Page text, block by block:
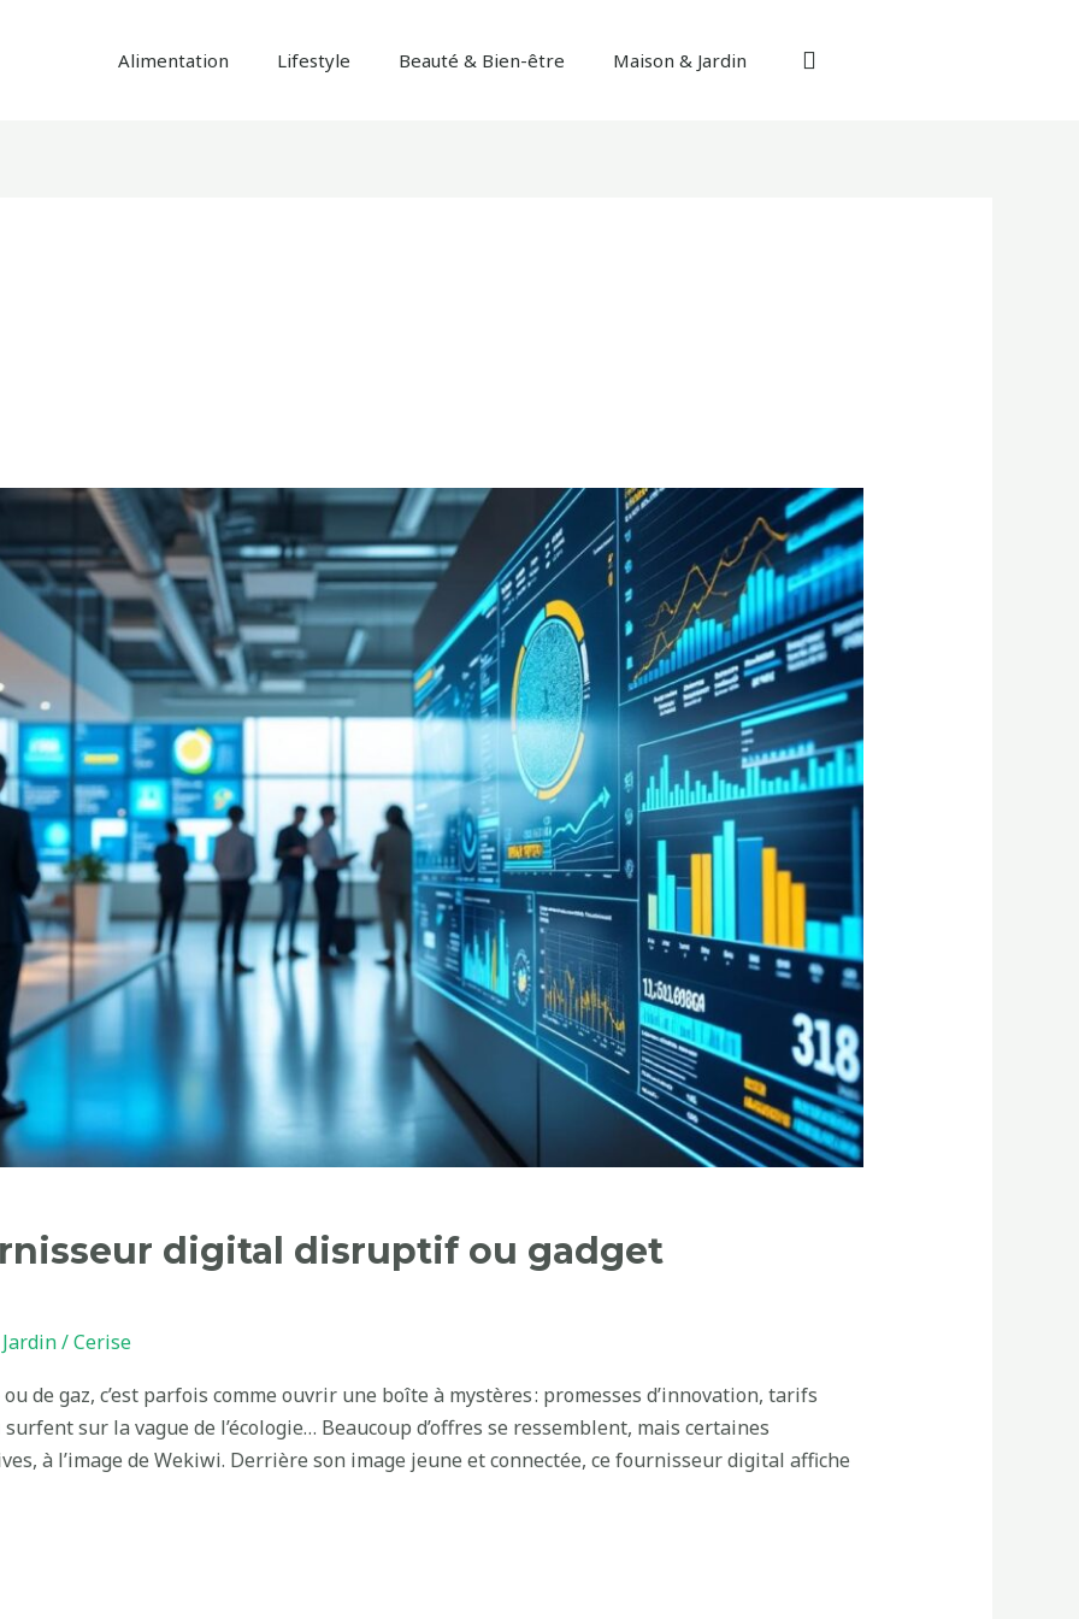
Alimentation Lifestyle Beauté & Bien-être Maison & Jardin
digital disruptif ou gadget
/Cerise
de gaz, c’est parfois comme ouvrir une boîte à mystères : promesses d’innovation, tarifs
sur la vague de l’écologie… Beaucoup d’offres se ressemblent, mais certaines
à l’image de Wekiwi. Derrière son image jeune et connectée, ce fournisseur digital affiche